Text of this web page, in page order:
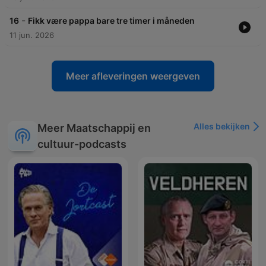
16 - Fikk være pappa bare tre timer i måneden
11 jun. 2026
Meer afleveringen weergeven
Meer Maatschappij en
cultuur-podcasts
Alles bekijken